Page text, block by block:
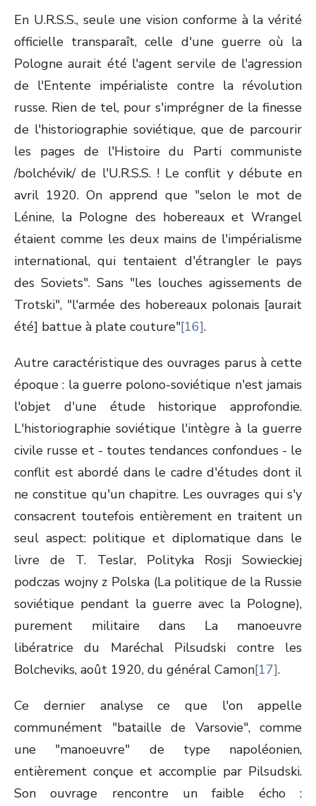
En U.R.S.S., seule une vision conforme à la vérité
officielle transparaît, celle d'une guerre où la
Pologne aurait été l'agent servile de l'agression
de l'Entente impérialiste contre la révolution
russe. Rien de tel, pour s'imprégner de la finesse
de l'historiographie soviétique, que de parcourir
les pages de l'Histoire du Parti communiste
/bolchévik/ de l'U.R.S.S. ! Le conflit y débute en
avril 1920. On apprend que "selon le mot de
Lénine, la Pologne des hobereaux et Wrangel
étaient comme les deux mains de l'impérialisme
international, qui tentaient d'étrangler le pays
des Soviets". Sans "les louches agissements de
Trotski", "l'armée des hobereaux polonais [aurait
été] battue à plate couture"[16].
Autre caractéristique des ouvrages parus à cette
époque : la guerre polono-soviétique n'est jamais
l'objet d'une étude historique approfondie.
L'historiographie soviétique l'intègre à la guerre
civile russe et - toutes tendances confondues - le
conflit est abordé dans le cadre d'études dont il
ne constitue qu'un chapitre. Les ouvrages qui s'y
consacrent toutefois entièrement en traitent un
seul aspect: politique et diplomatique dans le
livre de T. Teslar, Polityka Rosji Sowieckiej
podczas wojny z Polska (La politique de la Russie
soviétique pendant la guerre avec la Pologne),
purement militaire dans La manoeuvre
libératrice du Maréchal Pilsudski contre les
Bolcheviks, août 1920, du général Camon[17].
Ce dernier analyse ce que l'on appelle
communément "bataille de Varsovie", comme
une "manoeuvre" de type napoléonien,
entièrement conçue et accomplie par Pilsudski.
Son ouvrage rencontre un faible écho :